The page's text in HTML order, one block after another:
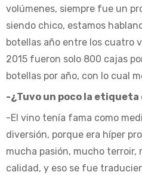
volúmenes, siempre fue un
siendo chico, estamos
botellas año entre los cuatro
2015 fueron solo 800 cajas
botellas por año, con lo cual
-¿Tuvo un poco la
-El vino tenía fama como
diversión, porque era híper
mucha pasión, mucho terroir,
calidad, y eso se fue